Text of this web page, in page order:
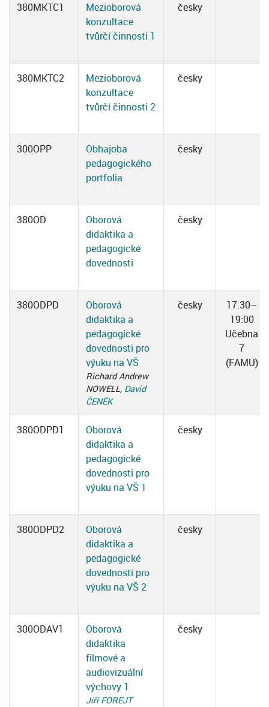
380MKTC1
Mezioborová
konzultace
tvůrčí činnosti 1
česky
380MKTC2
Mezioborová
konzultace
tvůrčí činnosti 2
česky
300OPP
Obhajoba
pedagogického
portfolia
česky
380OD
Oborová
didaktika a
pedagogické
dovednosti
česky
380ODPD
Oborová
didaktika a
pedagogické
dovednosti pro
výuku na VŠ
Richard Andrew
NOWELL, David
ČENĚK
česky
17:30–
19:00
Učebna
7
(FAMU)
380ODPD1
Oborová
didaktika a
pedagogické
dovednosti pro
výuku na VŠ 1
česky
380ODPD2
Oborová
didaktika a
pedagogické
dovednosti pro
výuku na VŠ 2
česky
300ODAV1
Oborová
didaktika
filmové a
audiovizuální
výchovy 1
Jiří FOREJT
česky